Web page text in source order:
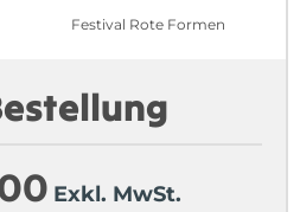
Festival Rote Formen
Exkl. MwSt.